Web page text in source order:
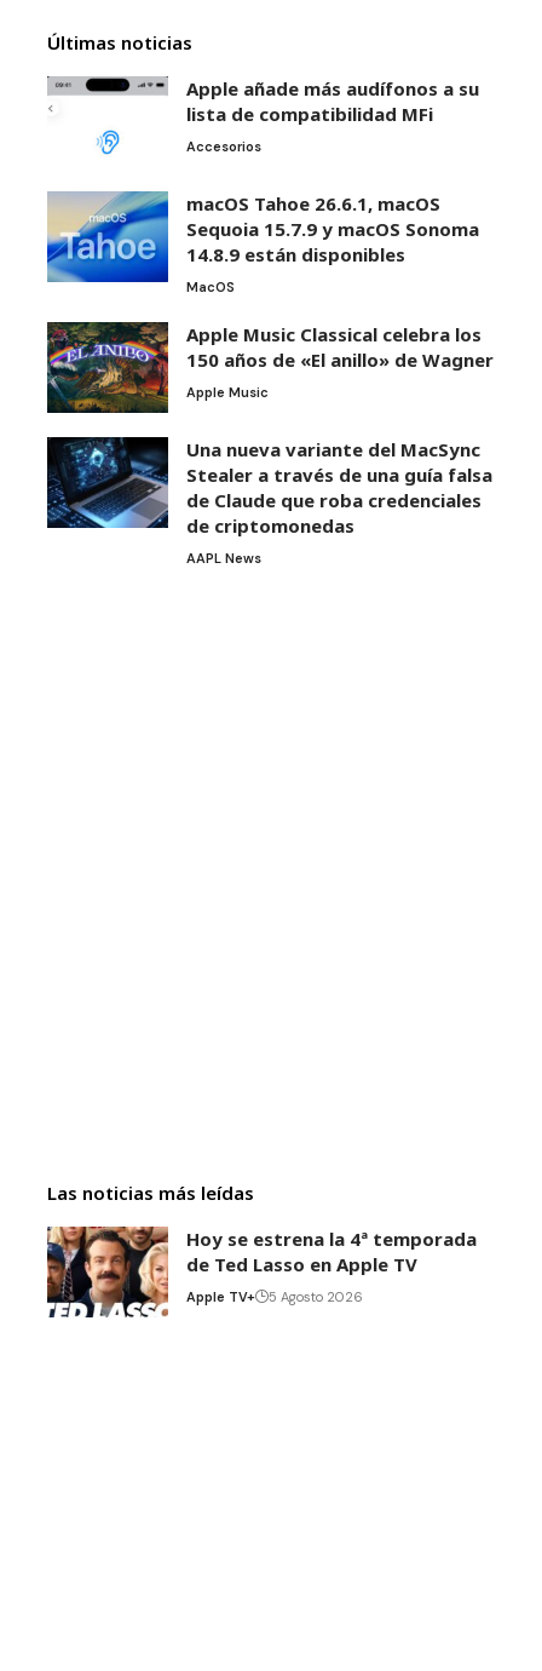
Últimas noticias
Apple añade más audífonos a su
lista de compatibilidad MFi
Accesorios
macOS Tahoe 26.6.1, macOS
Sequoia 15.7.9 y macOS Sonoma
14.8.9 están disponibles
MacOS
Apple Music Classical celebra los
150 años de «El anillo» de Wagner
Apple Music
Una nueva variante del MacSync
Stealer a través de una guía falsa
de Claude que roba credenciales
de criptomonedas
AAPL News
Las noticias más leídas
Hoy se estrena la 4ª temporada
de Ted Lasso en Apple TV
Apple TV+ 5 Agosto 2026